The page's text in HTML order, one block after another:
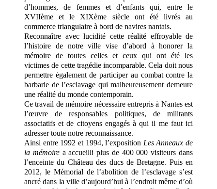
d’hommes, de femmes et d’enfants qui, entre le
XVIIème et le XIXème siècle ont été livrés au
commerce triangulaire à bord de navires nantais.
Reconnaître avec lucidité cette réalité effroyable de
l’histoire de notre ville vise d’abord à honorer la
mémoire de toutes celles et ceux qui ont été les
victimes de cette tragédie incomparable. Cela doit nous
permettre également de participer au combat contre la
barbarie de l’esclavage qui malheureusement demeure
une réalité du monde contemporain.
Ce travail de mémoire nécessaire entrepris à Nantes est
l’œuvre de responsables politiques, de militants
associatifs et de citoyens engagés à qui il me faut ici
adresser toute notre reconnaissance.
Ainsi entre 1992 et 1994, l’exposition Les Anneaux de
la mémoirea accueilli plus de 400 000 visiteurs dans
l’enceinte du Château des ducs de Bretagne. Puis en
2012, le Mémorial de l’abolition de l’esclavage s’est
ancré dans la ville d’aujourd’hui à l’endroit même d’où